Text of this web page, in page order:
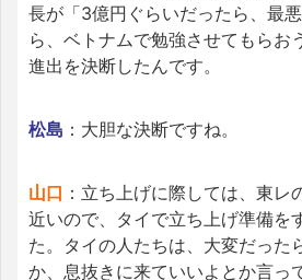
長が「3億円ぐらいだったら、最
ら、ベトナムで勉強させてもらお
進出を決断したんです。
松島 ：大胆な決断ですね。
山口 ：立ち上げに際しては、東レ
近いので、タイで立ち上げ準備を
た。タイの人たちは、大変だった
か、息抜きに来ていいよとか言っ